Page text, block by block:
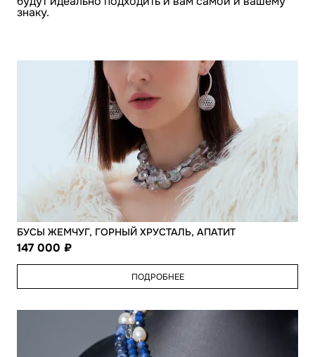
знаку.
БУСЫ ЖЕМЧУГ, ГОРНЫЙ ХРУСТАЛЬ, АПАТИТ
147 000
ПОДРОБНЕЕ